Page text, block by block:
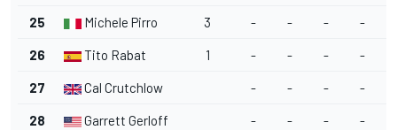
25 Michele Pirro 3 - - - -
26 Tito Rabat 1 - - - -
27 Cal Crutchlow - - - -
28 Garrett Gerloff - - - -